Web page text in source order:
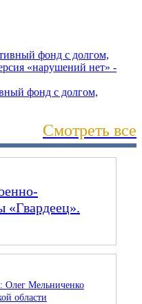
фонд с долгом,
Смотреть все
«Гвардеец».
Олег Мельниченко
области